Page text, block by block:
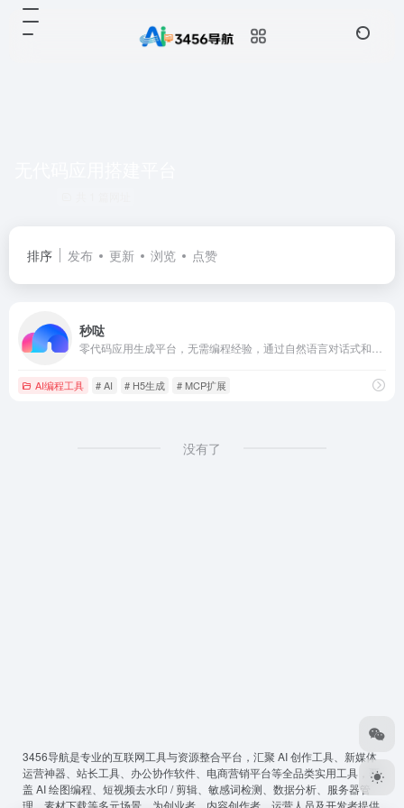
排序 发布 更新 浏览 点赞
秒哒
AI编程工具 # AI # H5生成 # MCP扩展
没有了
3456导航是专业的互联网工具与资源整合平台，汇聚 AI 创作工具、新媒体
运营神器、站长工具、办公协作软件、电商营销平台等全品类实用工具，覆
盖 AI 绘图编程、短视频去水印 / 剪辑、敏感词检测、数据分析、服务器管
理、素材下载等多元场景，为创业者、内容创作者、运营人员及开发者提供